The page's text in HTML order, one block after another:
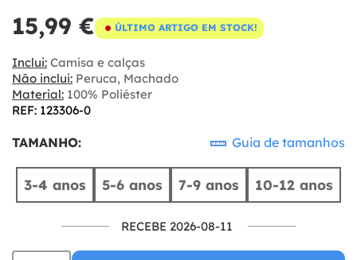
15,99 € ÚLTIMO ARTIGO EM STOCK!
Inclui: Camisa e calças
Não inclui: Peruca, Machado
Material: 100% Poliéster
REF: 123306-0
TAMANHO: Guia de tamanhos
3-4 anos 5-6 anos 7-9 anos 10-12 anos
RECEBE 2026-08-11